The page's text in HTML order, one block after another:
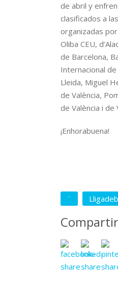
de abril y
clasificados a
organizadas
Oliba CEU,
de Barcelona,
Internacional de
Lleida, Miguel
de València,
de València i de
¡Enhorabuena!
¨